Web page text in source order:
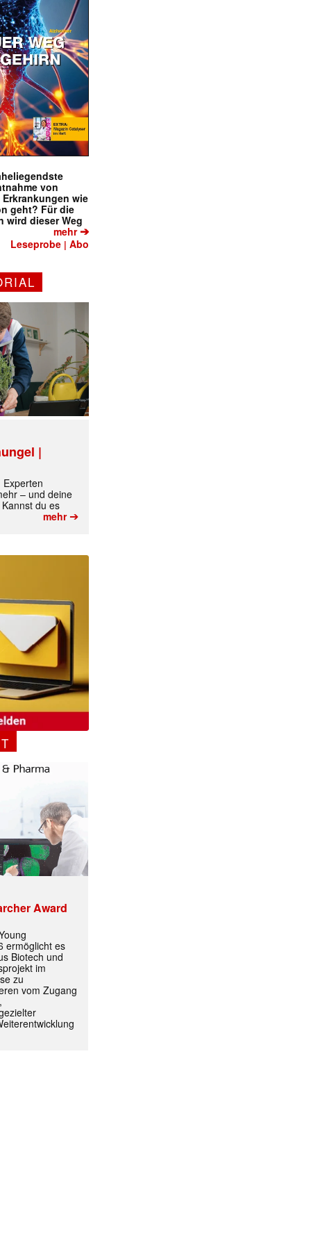
von
wie
geht? Für die
wird dieser Weg
mehr➔
Leseprobe |Abo
|
Experten
– und deine
du es
mehr➔
Award
ermöglicht es
Biotech und
im
zu
vom Zugang